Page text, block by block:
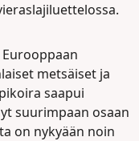
metsäiset ja
saapui
suurimpaan osaan
on nykyään noin